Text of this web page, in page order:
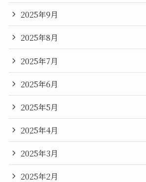
2025年9月
2025年8月
2025年7月
2025年6月
2025年5月
2025年4月
2025年3月
2025年2月